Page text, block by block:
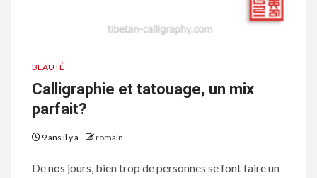
BEAUTÉ
Calligraphie et tatouage, un mix
parfait?
9 ans il y a romain
De nos jours, bien trop de personnes se font faire un